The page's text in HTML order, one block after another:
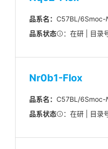
品系名： C57BL/6Smoc-
品系状态 ：在研 | 目录
Nr0b1-Flox
品系名： C57BL/6Smoc-
品系状态 ：在研 | 目录